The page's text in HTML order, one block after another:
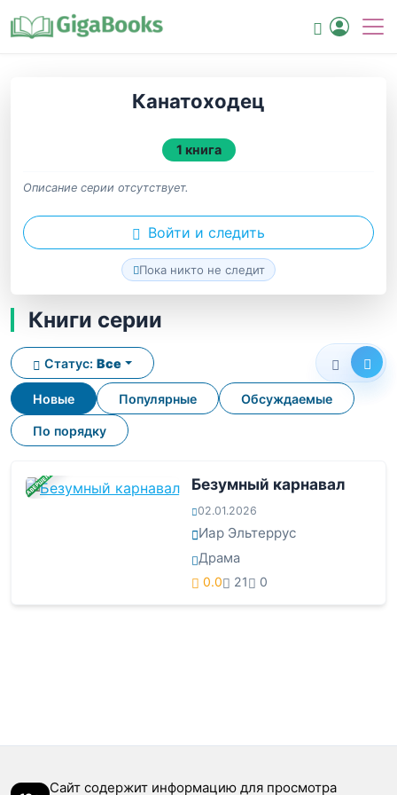
Канатоходец
1 книга
Описание серии отсутствует.
Войти и следить
Пока никто не следит
Книги серии
Новые Популярные Обсуждаемые
По порядку
Статус: Все
ЗАВЕРШЕНА Безумный карнавал
02.01.2026
Иар Эльтеррус
Драма
0.0 21 0
Сайт содержит информацию для просмотра